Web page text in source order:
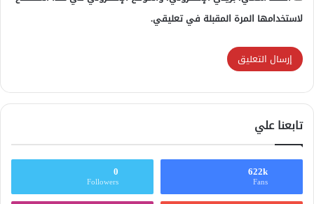
لاستخدامها المرة المقبلة في تعليقي.
تابعنا علي
622k
Fans
0
Followers